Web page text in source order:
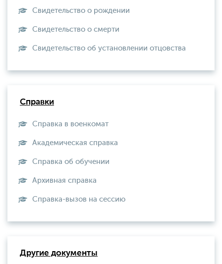
Свидетельство о рождении
Свидетельство о смерти
Свидетельство об установлении отцовства
Справки
Справка в военкомат
Академическая справка
Справка об обучении
Архивная справка
Справка-вызов на сессию
Другие документы